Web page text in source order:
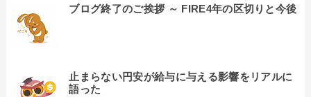
ブログ終了のご挨拶 ～ FIRE4年の区切りと今後
止まらない円安が給与に与える影響をリアルに
語った